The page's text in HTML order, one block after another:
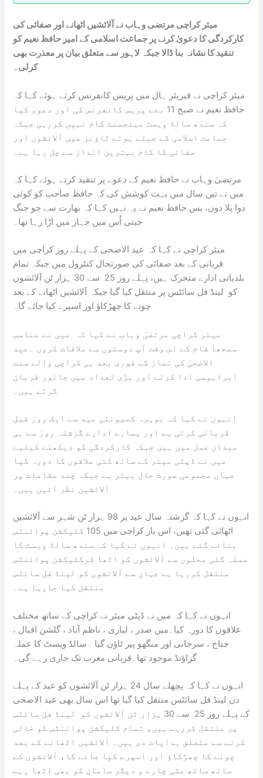
میئر کراچی مرتضی وہاب نے آلائشیں اٹھانے اور صفائی کی
کارکردگی کا دعویٰ کرنے پر جماعت اسلامی کے امیر حافظ نعیم کو
تنقید کا نشانہ بنا ڈالا جبکہ لاہور سے متعلق بیان پر معذرت بھی
کرلی۔
میئر کراچی نے فیریئر ہال میں پریس کانفرنس کرتے ہوئے کہا کہ
حافظ نعیم نے صبح 11 بجے پریس کانفرنس کی اور دعویٰ کیا
کہ سندھ سالڈ ویسٹ مینجمنٹ کام نہیں کررہی جبکہ
جماعت اسلامی کے جیتے ہوئے ٹاؤنز میں آلائشوں اور
صفائی کا کام بہترین انداز سے چل رہا ہے۔
مرتضیٰ وہاب نے حافظ نعیم کے دعوے پر تنقید کرتے ہوئے کہا کہ
میں نے تین سال میں بہت کوشش کی کہ حافظ صاحب کو کوئی
دوا پلا دوں، بس حافظ نعیم نے یہ نہیں کہا کہ بھارت سے جو جنگ
جیتی اُس میں جہاز میں اڑا رہا تھا۔
میئر کراچی نے کہا کہ عید الاضحی کے پہلے روز کراچی میں
قربانی کے بعد صفائی کی صورتحال کنٹرول میں جبکہ تمام
بلدیاتی ادارے متحرک ہیں، پہلے روز 25 سے 30 ہزار ٹن آلائشوں
کو لینڈ فل سائٹس پر منتقل کیا گیا جبکہ آلائشیں اٹھانے کے بعد
چونے کا چھڑکاؤ اور اسپرے کیا جائے گا۔
میئر کراچی مرتضیٰ وہاب نے کہا کہ میں نے مناسب
سمجھا شام کے اس وقت آپ دوستوں سے ملاقات کروں ۔عید
الاضحیٰ کی نماز کے فوری بعد ہی کراچی والے سنت
ابراہیمی ادا کرتے اور بڑی تعداد میں جانور قربان
کرتے ہیں۔
انہوں نے کہا کہ بوہرہ کمیونٹی عید سے ایک روز قبل
قربانی کرتی ہے اور ہمارے ادارے گزشتہ روز سے ہی
میدان عمل میں ہیں جبکہ کارکردگی کو دیکھنے کیلیے
میں نے ڈپٹی میئر کے ساتھ کئی علاقوں کا دورہ کیا
جہاں مجموعی صورت حال بہتر ہے جبکہ چند مقامات پر
آلائشیں نظر آئیں ہیں۔
انہوں نے کہا کہ گزشتہ سال عید پر 98 ہزار ٹن شہر سے آلائشیں
اٹھائی گئی تھیں، اس بار کراچی میں 105 کلیکشن پوائنٹس
بنائے گئے ہیں۔ انہوں نے کہا کہ سندھ سالڈ ویسٹ کا
عملہ گلی محلوں سے آلائشوں کو اٹھا کرکلیکشن پوائنٹس
منتقل کررہا ہے جہاں سے آلائشوں کو لینڈ فل سائٹس
منتقل کیا جارہا ہے۔
انہوں نے کہا کہ میں نے ڈپٹی میئر نے کراچی کے ساتھ مختلف
علاقوں کا دورہ کیا۔میں صدر ، لیاری ، ناظم آباد ، گلشن اقبال ،
جناح ، سرجانی اور منگھو پیر ٹاؤن گیا ۔سالڈ ویسٹ کا عملہ
گراؤنڈ موجود تھا۔قربانی مغرب تک جاری رہے گی۔
انہوں نے کہا کہ پچھلے سال 24 ہزار ٹن آلائشوں کو عید کے پہلے
دن لینڈ فل سائٹس منتقل کیا گیا تھا اس سال بھی عید الاضحی
کے پہلے روز 25 سے 30 ہزار ٹن آلائشوں کو لینڈ فل سائٹس
پر منتقل کررہے ہیں، تمام کلیکشن پوائنٹس کو خالی
کرنے سے متعلق ہدایات دی ہیں۔ آلائشیں اٹھانے کے بعد
چونے کا چھڑکاؤ اور اسپرے کیا جائے گا، آلائشوں کے
ساتھ ساتھ مٹی چارے و دیگر سامان کو بھی اٹھا رہے